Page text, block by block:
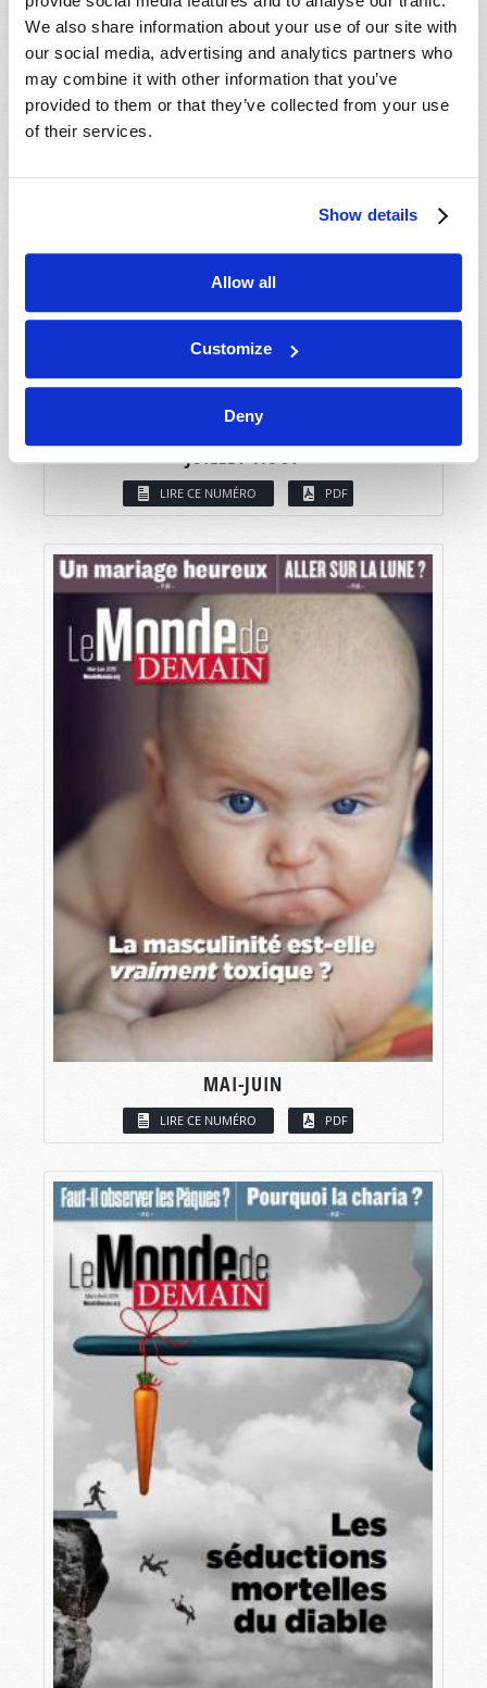
We also share information about your use of our site with
our social media, advertising and analytics partners who
may combine it with other information that you’ve
provided to them or that they’ve collected from your use
of their services.
Show details
Allow all
Customize
Deny
JUILLET-AOÛT
LIRE CE NUMÉRO PDF
MAI-JUIN
LIRE CE NUMÉRO PDF